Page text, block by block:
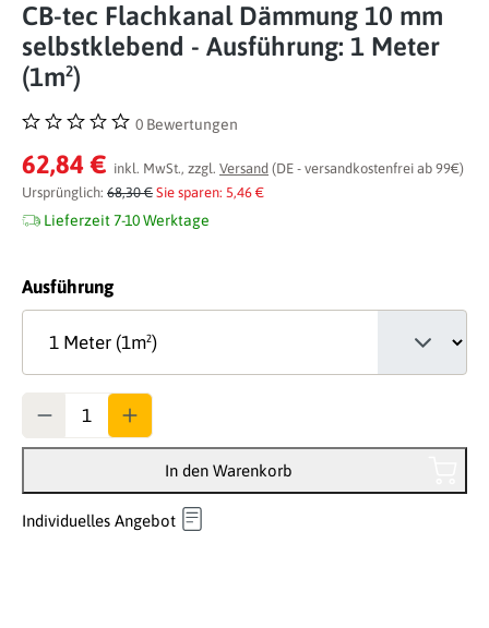
CB-tec Flachkanal Dämmung 10 mm
selbstklebend - Ausführung: 1 Meter
(1m²)
Durchschnittliche Bewertung von 0 von 5 Sternen
0 Bewertungen
62,84 € inkl. MwSt., zzgl. Versand (DE - versandkostenfrei ab 99€)
Ursprünglich: 68,30 € Sie sparen: 5,46 €
Lieferzeit 7-10 Werktage
Ausführungauswählen
In den Warenkorb
Individuelles Angebot